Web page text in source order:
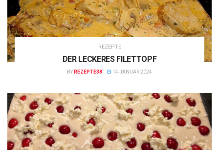
REZEPTE
DER LECKERES FILETTOPF
BY REZEPTE38 14 JANUAR 2024